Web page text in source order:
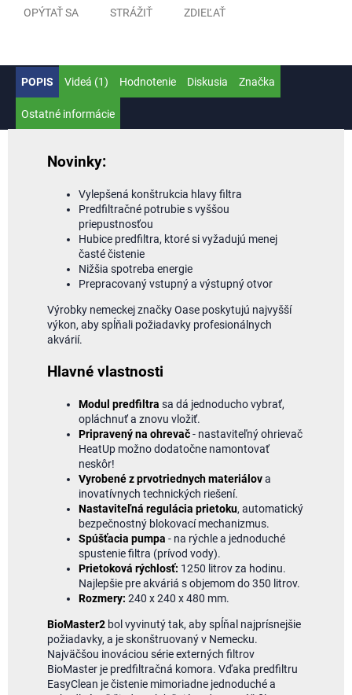
OPÝTAŤ SA STRÁŽIŤ ZDIEĽAŤ
POPIS Videá (1) Hodnotenie Diskusia Značka
Ostatné informácie
Novinky:
Vylepšená konštrukcia hlavy filtra
Predfiltračné potrubie s vyššou
priepustnosťou
Hubice predfiltra, ktoré si vyžadujú menej
časté čistenie
Nižšia spotreba energie
Prepracovaný vstupný a výstupný otvor
Výrobky nemeckej značky Oase poskytujú najvyšší
výkon, aby spĺňali požiadavky profesionálnych
akvárií.
Hlavné vlastnosti
Modul predfiltra sa dá jednoducho vybrať,
opláchnuť a znovu vložiť.
Pripravený na ohrevač- nastaviteľný ohrievač
HeatUp možno dodatočne namontovať
neskôr!
Vyrobené z prvotriednych materiálova
inovatívnych technických riešení.
Nastaviteľná regulácia prietoku, automatický
bezpečnostný blokovací mechanizmus.
Spúšťacia pumpa - na rýchle a jednoduché
spustenie filtra (prívod vody).
Prietoková rýchlosť: 1250 litrov za hodinu.
Najlepšie pre akváriá s objemom do 350 litrov.
Rozmery: 240 x 240 x 480 mm.
BioMaster2 bol vyvinutý tak, aby spĺňal najprísnejšie
požiadavky, a je skonštruovaný v Nemecku.
Najväčšou inováciou série externých filtrov
BioMaster je predfiltračná komora. Vďaka predfiltru
EasyClean je čistenie mimoriadne jednoduché a